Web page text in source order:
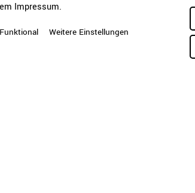
bis zu 25 kg Tragkraft
Perfekt für den täglichen
Impressum.
Funktional Weitere Einstellungen